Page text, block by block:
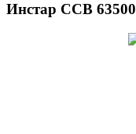
Инстар ССВ 63500